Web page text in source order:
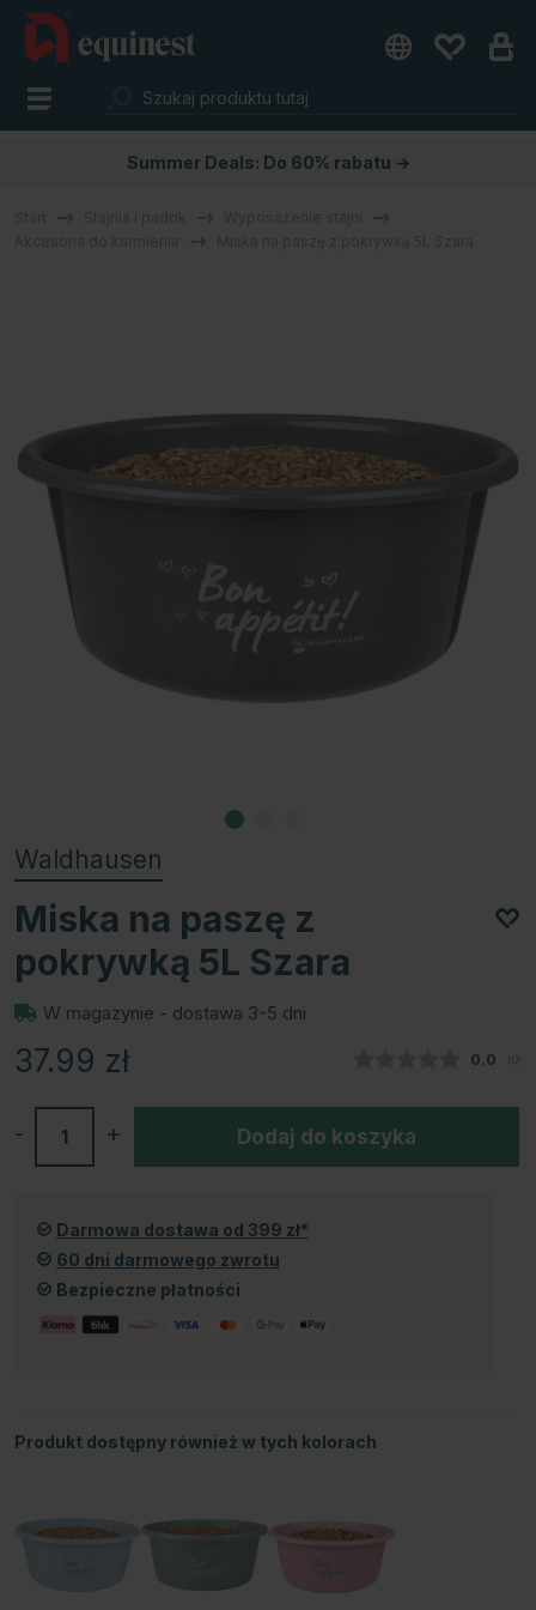
Summer Deals: Do 60% rabatu →
Waldhausen
Miska na paszę z
pokrywką 5L Szara
W magazynie - dostawa 3-5 dni
37.99 zł Średnia
0.0
+
- Dodaj do koszyka
Darmowa dostawa od 399 zł*
60 dni darmowego zwrotu
Bezpieczne płatności
Produkt dostępny również w tych kolorach